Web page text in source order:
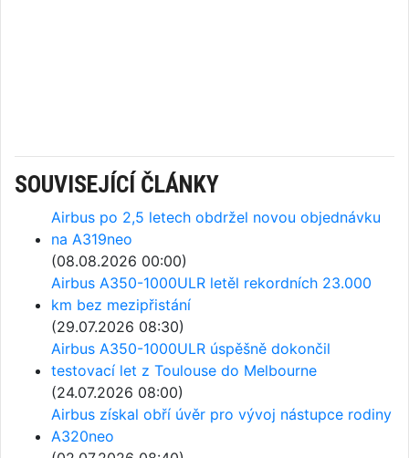
SOUVISEJÍCÍ ČLÁNKY
Airbus po 2,5 letech obdržel novou objednávku
na A319neo
(08.08.2026 00:00)
Airbus A350-1000ULR letěl rekordních 23.000
km bez mezipřistání
(29.07.2026 08:30)
Airbus A350-1000ULR úspěšně dokončil
testovací let z Toulouse do Melbourne
(24.07.2026 08:00)
Airbus získal obří úvěr pro vývoj nástupce rodiny
A320neo